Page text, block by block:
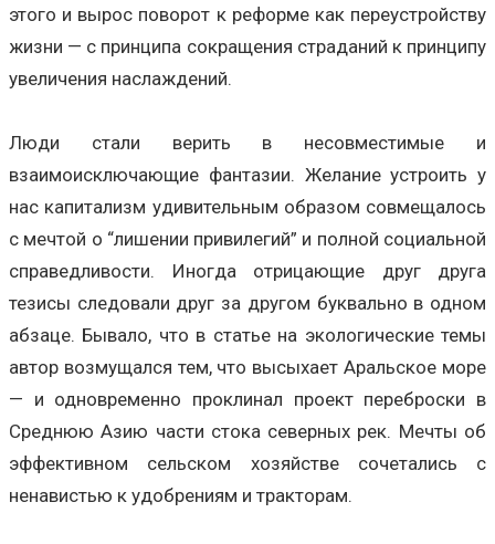
этого и вырос поворот к реформе как переустройству
жизни — с принципа сокращения страданий к принципу
увеличения наслаждений.
Люди стали верить в несовместимые и
взаимоисключающие фантазии. Желание устроить у
нас капитализм удивительным образом совмещалось
с мечтой о “лишении привилегий” и полной социальной
справедливости. Иногда отрицающие друг друга
тезисы следовали друг за другом буквально в одном
абзаце. Бывало, что в статье на экологические темы
автор возмущался тем, что высыхает Аральское море
— и одновременно проклинал проект переброски в
Среднюю Азию части стока северных рек. Мечты об
эффективном сельском хозяйстве сочетались с
ненавистью к удобрениям и тракторам.